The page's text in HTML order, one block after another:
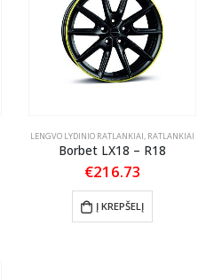
LENGVO LYDINIO RATLANKIAI, RATLANKIAI
Borbet LX18 – R18
€216.73
Į KREPŠELĮ